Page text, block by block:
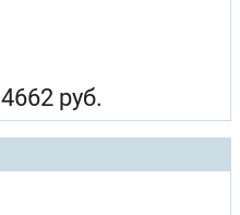
4662 руб.